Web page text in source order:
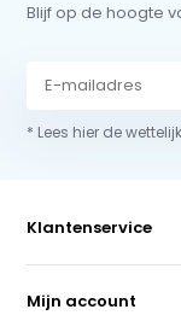
Blijf op de hoogte
* Lees hier de
Klantenservice
Mijn account